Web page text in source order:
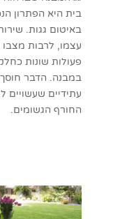
בית היא הפתרון
באיטום גגות.
עצמו, לרבות
פעולות שונות
במבנה. הדבר
עתידיים שעשויים
החורף הגשומים.